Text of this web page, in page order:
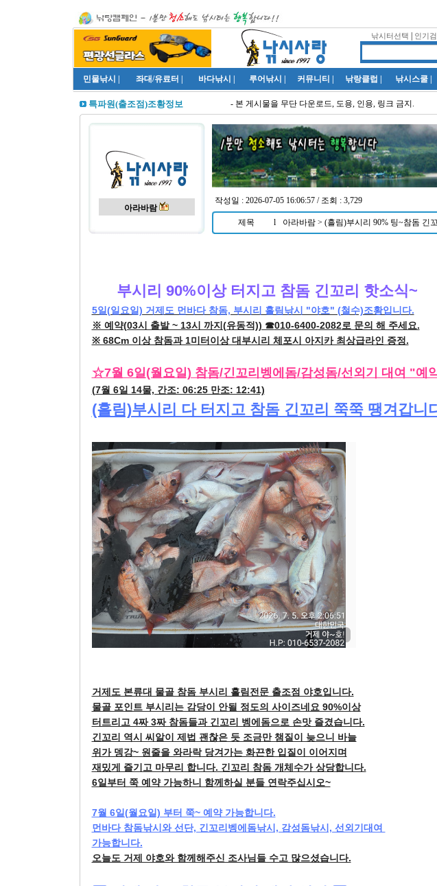
낚시터선택 인기
민물낚시 좌대/유료터 바다낚시 루어낚시 커뮤니티 낚랑클럽 낚시스쿨
특파원(출조점)조황정보 - 본 게시물을 무단 다운로드, 도용, 인용, 링크 금지.
아라바람
작성일 : 2026-07-05 16:06:57 / 조회 : 3,729
제목 l 아라바람 > (흘림)부시리 90% 팅~참돔 긴
부시리 90%이상 터지고 참돔 긴꼬리 핫소식~
5일(일요일) 거제도 먼바다 참돔, 부시리 흘림낚시 "야호" (철수)조황입니다.
※ 예약(03시 출발 ~ 13시 까지(유동적)) ☎010-6400-2082로 문의 해 주세요.
※ 68Cm 이상 참돔과 1미터이상 대부시리 체포시 아지카 최상급라인 증정.
☆7월 6일(월요일) 참돔/긴꼬리벵에돔/감성돔/선외기 대여 "예
(7월 6일 14물, 간조: 06:25 만조: 12:41)
(흘림)부시리 다 터지고 참돔 긴꼬리 쭉쭉 땡겨갑니
거제도 본류대 물골 참돔 부시리 흘림전문 출조점 야호입니다.
물골 포인트 부시리는 감당이 안될 정도의 사이즈네요 90%이상
터트리고 4짜 3짜 참돔들과 긴꼬리 벵에돔으로 손맛 즐겼습니다.
긴꼬리 역시 씨알이 제법 괜찮은 듯 조금만 챔질이 늦으니 바늘
위가 뎅강~ 원줄을 와라락 당겨가는 화끈한 입질이 이어지며
재밌게 즐기고 마무리 합니다. 긴꼬리 참돔 개체수가 상당합니다.
6일부터 쭉 예약 가능하니 함께하실 분들 연락주십시오~
7월 6일(월요일) 부터 쭉~ 예약 가능합니다.
먼바다 참돔낚시와 선단, 긴꼬리벵에돔낚시, 감성돔낚시, 선외기대여
가능합니다.
오늘도 거제 야호와 함께해주신 조사님들 수고 많으셨습니다.